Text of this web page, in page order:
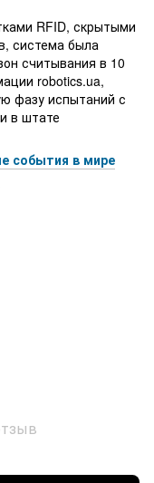
RFID, скрытыми
система была
считывания в 10
robotics.ua,
фазу испытаний с
в штате
события в мире